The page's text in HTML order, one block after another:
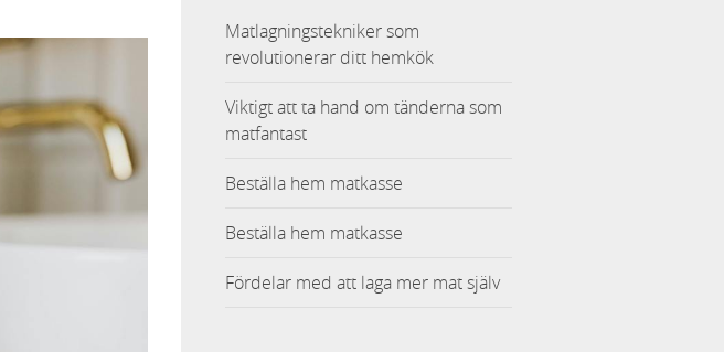
Matlagningstekniker som
revolutionerar ditt hemkök
Viktigt att ta hand om tänderna som
matfantast
Beställa hem matkasse
Beställa hem matkasse
Fördelar med att laga mer mat själv